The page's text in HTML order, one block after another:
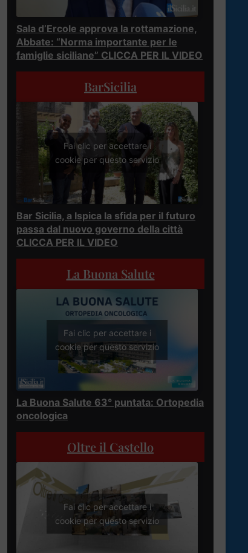
Sala d’Ercole approva la rottamazione,
Abbate: “Norma importante per le
famiglie siciliane” CLICCA PER IL VIDEO
BarSicilia
Fai clic per accettare i
cookie per questo servizio
Bar Sicilia, a Ispica la sfida per il futuro
passa dal nuovo governo della città
CLICCA PER IL VIDEO
La Buona Salute
Fai clic per accettare i
cookie per questo servizio
La Buona Salute 63° puntata: Ortopedia
oncologica
Oltre il Castello
Fai clic per accettare i
cookie per questo servizio